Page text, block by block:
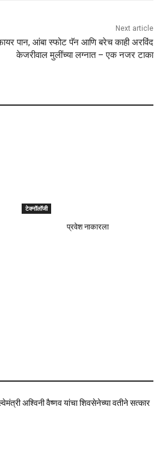
Next article
पान, आंबा स्फोट पॅन आणि बरेच काही अरविंद
केजरीवाल मुलींच्या लग्नात – एक नजर टाका
टेक्नॉलॉजी
प्रवेश नाकारला
अश्विनी वैष्णव यांचा शिवसेनेच्या वतीने सत्कार